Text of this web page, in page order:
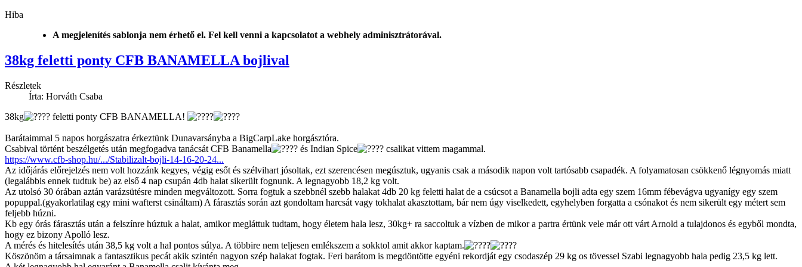
Hiba
A megjelenítés sablonja nem érhető el. Fel kell venni a kapcsolatot a webhely adminisztrátorával.
38kg feletti ponty CFB BANAMELLA bojlival
Részletek
Írta: Horváth Csaba
38kg
feletti ponty CFB BANAMELLA!
Barátaimmal 5 napos horgászatra érkeztünk Dunavarsányba a BigCarpLake horgásztóra.
Csabival történt beszélgetés után megfogadva tanácsát CFB Banamella
és Indian Spice
csalikat vittem magammal.
https://www.cfb-shop.hu/.../Stabilizalt-bojli-14-16-20-24...
Az időjárás előrejelzés nem volt hozzánk kegyes, végig esőt és szélvihart jósoltak, ezt szerencésen megúsztuk, ugyanis csak a második napon volt tartósabb csapadék. A folyamatosan csökkenő légnyomás miatt
(legalábbis ennek tudtuk be) az első 4 nap csupán 4db halat sikerült fognunk. A legnagyobb 18,2 kg volt.
Az utolsó 30 órában aztán varázsütésre minden megváltozott. Sorra fogtuk a szebbnél szebb halakat 4db 20 kg feletti halat de a csúcsot a Banamella bojli adta egy szem 16mm fébevágva ugyanígy egy szem
popuppal.(gyakorlatilag egy mini wafterst csináltam) A fárasztás során azt gondoltam harcsát vagy tokhalat akasztottam, bár nem úgy viselkedett, egyhelyben forgatta a csónakot és nem sikerült egy métert sem
feljebb húzni.
Kb egy órás fárasztás után a felszínre húztuk a halat, amikor megláttuk tudtam, hogy életem hala lesz, 30kg+ ra saccoltuk a vízben de mikor a partra értünk vele már ott várt Arnold a tulajdonos és egyből mondta,
hogy ez bizony Apolló lesz.
A mérés és hitelesítés után 38,5 kg volt a hal pontos súlya. A többire nem teljesen emlékszem a sokktol amit akkor kaptam.
Köszönöm a társaimnak a fantasztikus pecát akik szintén nagyon szép halakat fogtak. Feri barátom is megdöntötte egyéni rekordját egy csodaszép 29 kg os tövessel Szabi legnagyobb hala pedig 23,5 kg lett.